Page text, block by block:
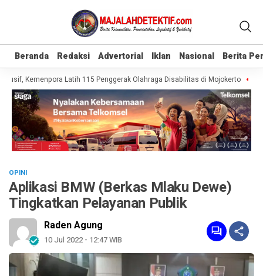
Beranda Redaksi Advertorial Iklan Nasional Berita
Beranda Redaksi Advertorial Iklan Nasional Berita
Kemenpora Latih 115 Penggerak Olahraga Disabilitas di Mojokerto
OPINI
Aplikasi BMW (Berkas Mlaku Dewe)
Tingkatkan Pelayanan Publik
Raden Agung
10 Jul 2022 - 12:47 WIB